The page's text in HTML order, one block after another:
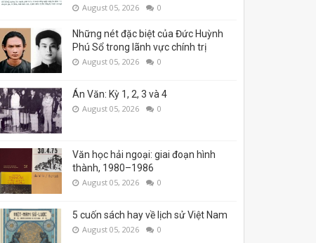
August 05, 2026 0
Những nét đặc biệt của Đức Huỳnh
Phú Sổ trong lãnh vực chính trị
August 05, 2026 0
Án Văn: Kỳ 1, 2, 3 và 4
August 05, 2026 0
Văn học hải ngoại: giai đoạn hình
thành, 1980–1986
August 05, 2026 0
5 cuốn sách hay về lịch sử Việt Nam
August 05, 2026 0